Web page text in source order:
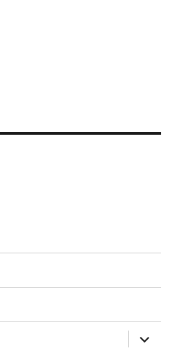
anzeigen